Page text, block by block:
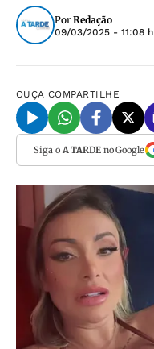
Por Redação
09/03/2025 - 11:08 h
OUÇA COMPARTILHE
Siga o A TARDEno Google